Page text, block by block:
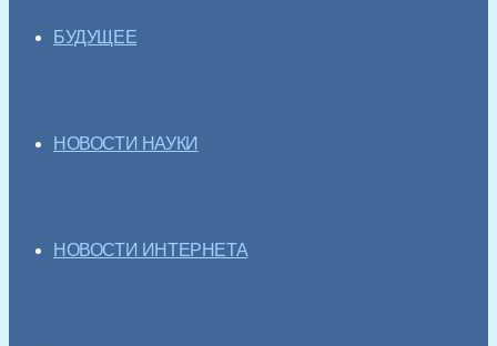
БУДУЩЕЕ
НОВОСТИ НАУКИ
НОВОСТИ ИНТЕРНЕТА